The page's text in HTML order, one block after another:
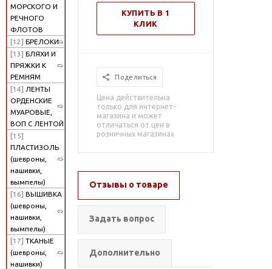
МОРСКОГО И
РЕЧНОГО
ФЛОТОВ
[12] БРЕЛОКИ
[13] БЛЯХИ И
ПРЯЖКИ К
РЕМНЯМ
[14] ЛЕНТЫ
ОРДЕНСКИЕ
МУАРОВЫЕ,
ВОП С ЛЕНТОЙ
[15]
ПЛАСТИЗОЛЬ
(шевроны,
нашивки,
вымпелы)
[16] ВЫШИВКА
(шевроны,
нашивки,
вымпелы)
[17] ТКАНЫЕ
(шевроны,
нашивки)
КУПИТЬ В 1
КЛИК
Поделиться
Цена действительна
только для интернет-
магазина и может
отличаться от цен в
розничных магазинах
Отзывы о товаре
Задать вопрос
Дополнительно